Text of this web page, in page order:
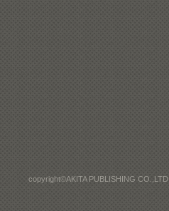
copyright©AKITA PUBLISHING CO.,LTD.